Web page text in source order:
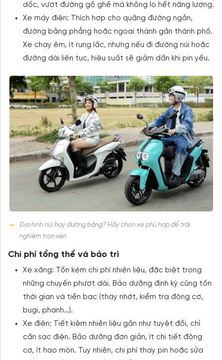
dốc, vượt đường gồ ghề mà không lo hết năng lượng.
Xe máy điện: Thích hợp cho quãng đường ngắn,
đường bằng phẳng hoặc ngoại thành gần thành phố.
Xe chạy êm, ít rung lắc, nhưng nếu đi đường núi hoặc
đường dài liên tục, hiệu suất sẽ giảm dần khi pin yếu.
Địa hình núi hay đường bằng? Hãy chọn xe phù hợp để trải
nghiệm trọn vẹn
Chi phí tổng thể và bảo trì
Xe xăng: Tốn kém chi phí nhiên liệu, đặc biệt trong
những chuyến phượt dài. Bảo dưỡng định kỳ cũng tốn
thời gian và tiền bạc (thay nhớt, kiểm tra động cơ,
bugi, phanh…).
Xe điện: Tiết kiệm nhiên liệu gần như tuyệt đối, chỉ
cần sạc điện. Bảo dưỡng đơn giản, ít chi tiết động
cơ, ít hao mòn. Tuy nhiên, chi phí thay pin hoặc sửa